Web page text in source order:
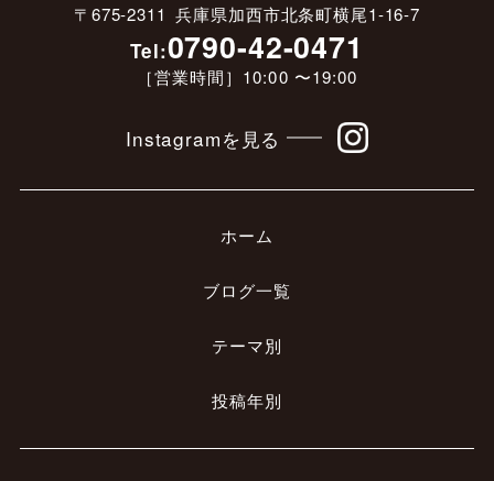
〒675-2311 兵庫県加西市北条町横尾1-16-7
Tel:0790-42-0471
［営業時間］10:00 〜19:00
Instagramを見る
ホーム
ブログ一覧
テーマ別
投稿年別